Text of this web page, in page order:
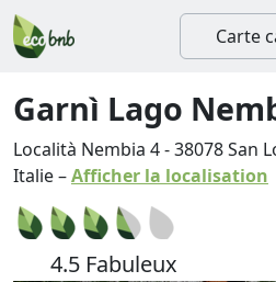
Carte
Garnì Lago
Località Nembia 4-38078San
Italie–Afficher la localisation
4.5 Fabuleux